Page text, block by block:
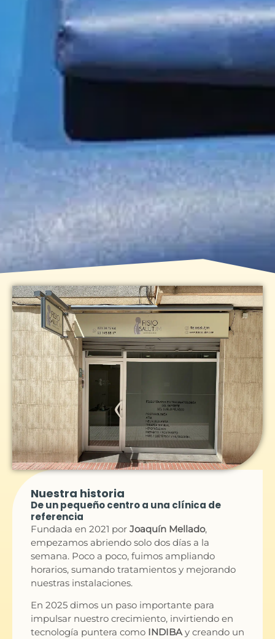
Nuestra historia
De un pequeño centro a una clínica de
referencia
Fundada en 2021 por Joaquín Mellado,
empezamos abriendo solo dos días a la
semana. Poco a poco, fuimos ampliando
horarios, sumando tratamientos y mejorando
nuestras instalaciones.
En 2025 dimos un paso importante para
impulsar nuestro crecimiento, invirtiendo en
tecnología puntera como INDIBAy creando un